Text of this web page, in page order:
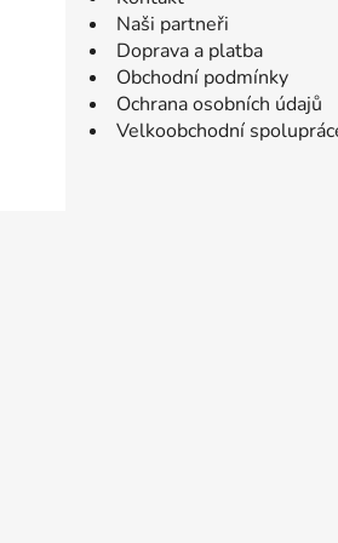
Naši partneři
Doprava a platba
Obchodní podmínky
Ochrana osobních údajů
Velkoobchodní